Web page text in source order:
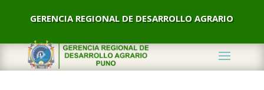
GERENCIA REGIONAL DE DESARROLLO AGRARIO